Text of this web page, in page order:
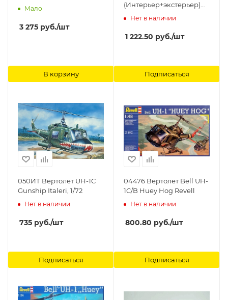
Мало
3 275 руб./шт
В корзину
(Интерьер+экстерьер)
EDUARD
Нет в наличии
1 222.50 руб./шт
Подписаться
050ИТ Вертолет UH-1C
Gunship Italeri, 1/72
Нет в наличии
735 руб./шт
Подписаться
04476 Вертолет Bell UH-
1C/B Huey Hog Revell
Нет в наличии
800.80 руб./шт
Подписаться